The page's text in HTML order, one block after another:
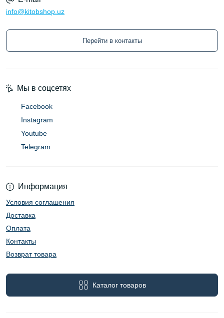
info@kitobshop.uz
Перейти в контакты
Информация
Условия соглашения
Доставка
Оплата
Контакты
Возврат товара
Каталог товаров
Мы в соцсетях
Facebook
Instagram
Youtube
Telegram